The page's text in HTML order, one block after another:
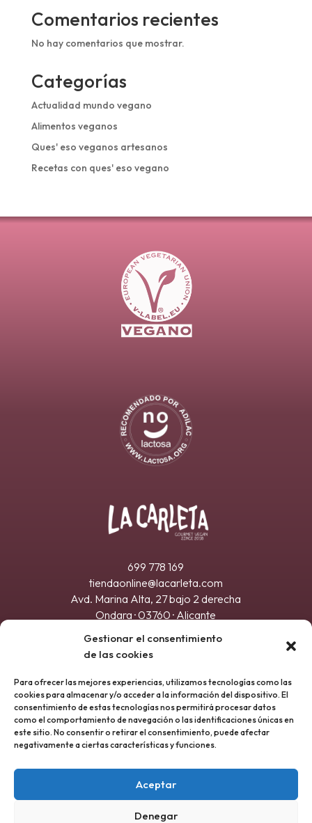
Gestionar el consentimiento
de las cookies
Para ofrecer las mejores experiencias, utilizamos tecnologías como las
cookies para almacenar y/o acceder a la información del dispositivo. El
consentimiento de estas tecnologías nos permitirá procesar datos
como el comportamiento de navegación o las identificaciones únicas en
este sitio. No consentir o retirar el consentimiento, puede afectar
negativamente a ciertas características y funciones.
Aceptar
Denegar
Comentarios recientes
No hay comentarios que mostrar.
Categorías
Actualidad mundo vegano
Alimentos veganos
Ques' eso veganos artesanos
Recetas con ques' eso vegano
699 778 169
tiendaonline@lacarleta.com
Avd. Marina Alta, 27 bajo 2 derecha
Ondara · 03760 · Alicante